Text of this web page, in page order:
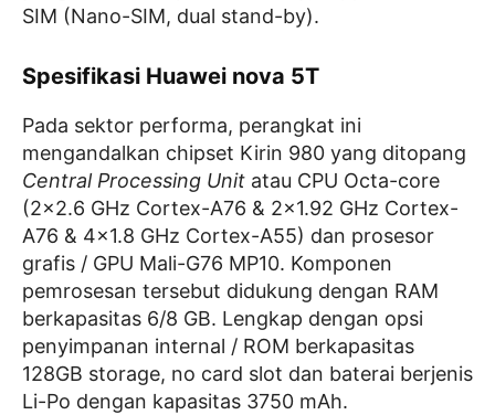
SIM (Nano-SIM, dual stand-by).
Spesifikasi Huawei nova 5T
Pada sektor performa, perangkat ini
mengandalkan chipset Kirin 980 yang ditopang
Central Processing Unit atau CPU Octa-core
(2×2.6 GHz Cortex-A76 & 2×1.92 GHz Cortex-
A76 & 4×1.8 GHz Cortex-A55) dan prosesor
grafis / GPU Mali-G76 MP10. Komponen
pemrosesan tersebut didukung dengan RAM
berkapasitas 6/8 GB. Lengkap dengan opsi
penyimpanan internal / ROM berkapasitas
128GB storage, no card slot dan baterai berjenis
Li-Po dengan kapasitas 3750 mAh.